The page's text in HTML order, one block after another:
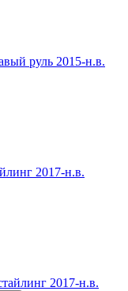
руль 2015-н.в.
2017-н.в.
2017-н.в.